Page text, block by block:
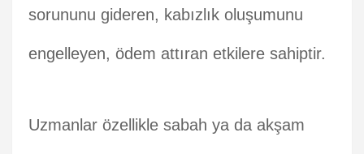
sorununu gideren, kabızlık oluşumunu
engelleyen, ödem attıran etkilere sahiptir.
Uzmanlar özellikle sabah ya da akşam